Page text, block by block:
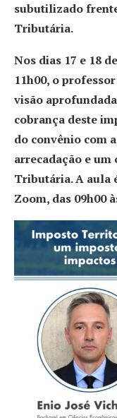
subutilizado
Tributária.
Nos dias 17 e 18
11h00, o
visão
cobrança deste
do convênio com
arrecadação e
Tributária. A aula
Zoom, das 09h00